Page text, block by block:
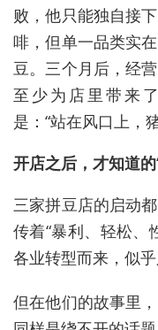
败，他只能独自接
啡，但单一品类实
豆。三个月后，经
至少为店里带来
是：“站在风口上，
开店之后，才知道
三家拼豆店的启动
传着“暴利、轻松、
各业转型而来，似
但在他们的故事里